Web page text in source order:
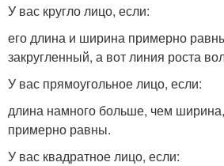
У вас кругло лицо, если:
его длина и ширина примерно
закругленный, а вот линия роста
У вас прямоугольное лицо, если:
длина намного больше, чем
примерно равны.
У вас квадратное лицо, если: